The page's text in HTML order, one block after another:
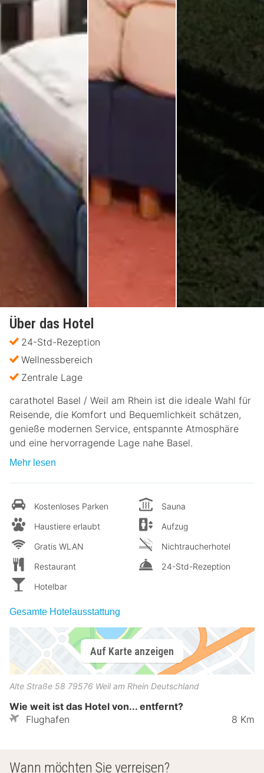
Über das Hotel
24-Std-Rezeption
Wellnessbereich
Zentrale Lage
carathotel Basel / Weil am Rhein ist die ideale Wahl für
Reisende, die Komfort und Bequemlichkeit schätzen,
genieße modernen Service, entspannte Atmosphäre
und eine hervorragende Lage nahe Basel.
Mehr lesen
Kostenloses Parken
Haustiere erlaubt
Gratis WLAN
Restaurant
Hotelbar
Sauna
Aufzug
Nichtraucherhotel
24-Std-Rezeption
Gesamte Hotelausstattung
Auf Karte anzeigen
Alte Straße 58 79576 Weil am Rhein Deutschland
Wie weit ist das Hotel von... entfernt?
Flughafen
8 Km
Wann möchten Sie verreisen?